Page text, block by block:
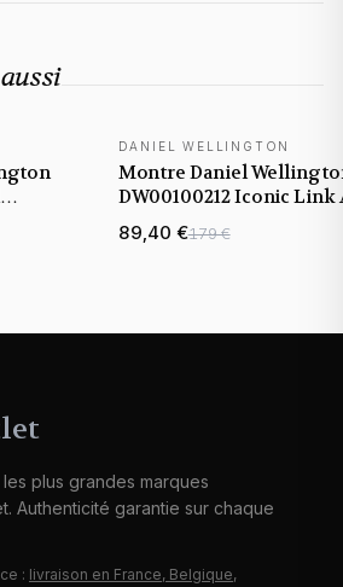
aussi
DANIEL WELLINGTON
Montre Daniel
DW00100212 Iconic Link
Poli Or Rose 32mm
89,40 €179 €
plus grandes marques
Authenticité garantie sur chaque
: livraison en France, Belgique,